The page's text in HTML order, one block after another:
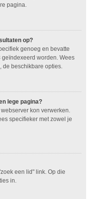
pagina.
op?
genoeg en bevatte
worden. Wees
de beschikbare opties.
lege pagina?
kon verwerken.
specifieker met zowel je
een lid" link. Op die
in.